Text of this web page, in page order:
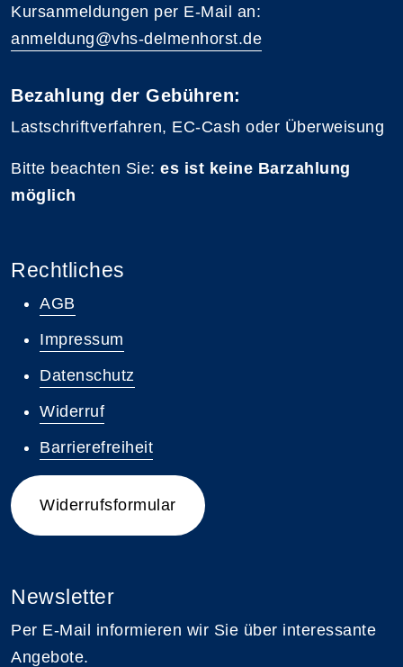
Kursanmeldungen per E-Mail an:
anmeldung@vhs-delmenhorst.de
Bezahlung der Gebühren:
Lastschriftverfahren, EC-Cash oder Überweisung
Bitte beachten Sie: es ist keine Barzahlung
möglich
Rechtliches
AGB
Impressum
Datenschutz
Widerruf
Barrierefreiheit
Widerrufsformular
Newsletter
Per E-Mail informieren wir Sie über interessante
Angebote.